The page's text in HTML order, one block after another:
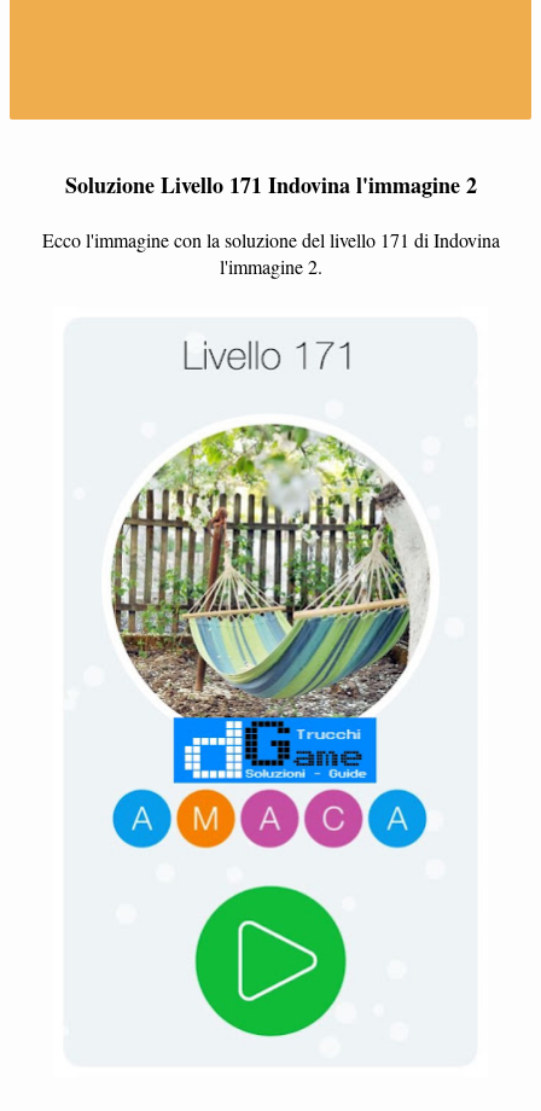
Soluzione Livello 171 Indovina l'immagine 2
Ecco l'immagine con la soluzione del livello 171 di Indovina
l'immagine 2.